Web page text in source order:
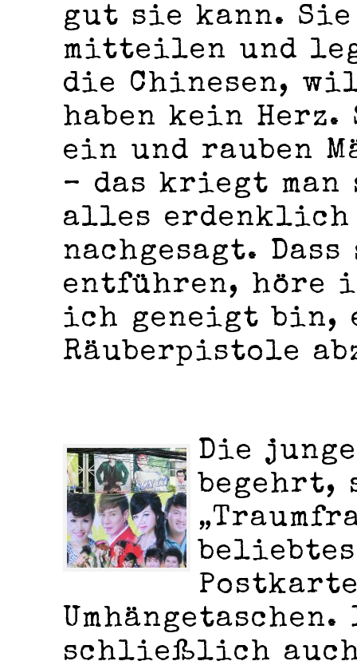
gut sie kann.
mitteilen und
die Chinesen,
haben kein
ein und rauben
– das kriegt
alles erdenklich
nachgesagt.
entführen, höre
ich geneigt bin,
Räuberpistole
Die
schließlich